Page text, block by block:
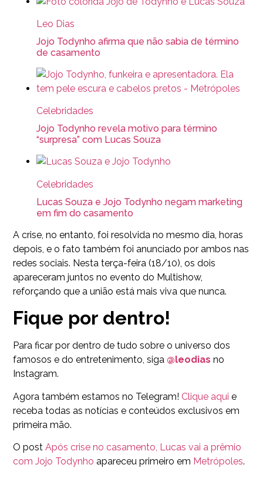
Leo Dias
Jojo Todynho afirma que não sabia de término
de casamento
Celebridades
Jojo Todynho revela motivo para término
“surpresa” com Lucas Souza
Celebridades
Lucas Souza e Jojo Todynho negam marketing
em fim do casamento
A crise, no entanto, foi resolvida no mesmo dia, horas
depois, e o fato também foi anunciado por ambos nas
redes sociais. Nesta terça-feira (18/10), os dois
apareceram juntos no evento do Multishow,
reforçando que a união está mais viva que nunca.
Fique por dentro!
Para ficar por dentro de tudo sobre o universo dos
famosos e do entretenimento, siga @leodias no
Instagram.
Agora também estamos no Telegram! Clique aqui e
receba todas as notícias e conteúdos exclusivos em
primeira mão.
O post Após crise no casamento, Lucas vai a prêmio
com Jojo Todynho apareceu primeiro em Metrópoles.